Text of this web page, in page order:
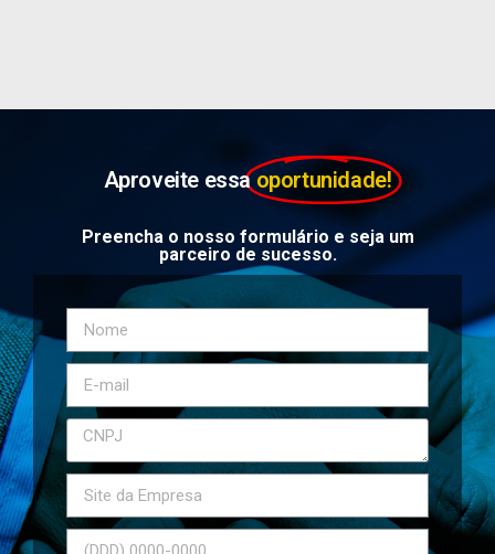
Aproveite essa oportunidade!
Preencha o nosso formulário e seja um
parceiro de sucesso.